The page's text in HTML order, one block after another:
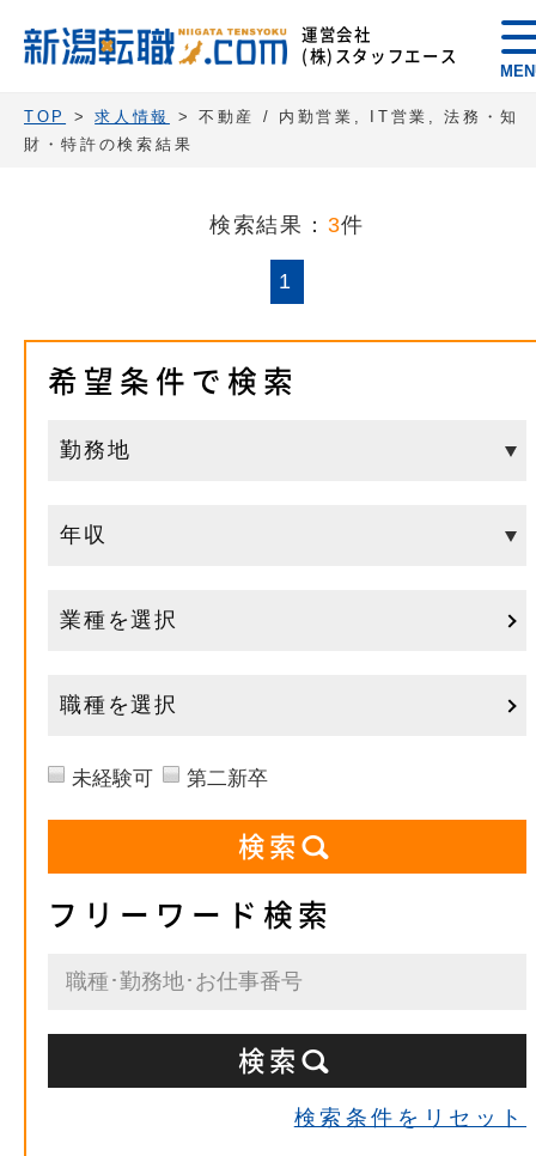
運営会社
(株)スタッフエース
TOP >求人情報
> 不動産 / 内勤営業, IT営業, 法務・知
財・特許の検索結果
検索結果： 3件
1
希望条件で検索
業種を選択
職種を選択
未経験可 第二新卒
フリーワード検索
検索条件をリセット